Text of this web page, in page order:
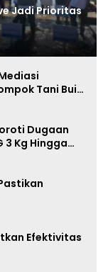
Jadi Prioritas
Tani Buin
Dugaan
3 Kg Hingga
Efektivitas